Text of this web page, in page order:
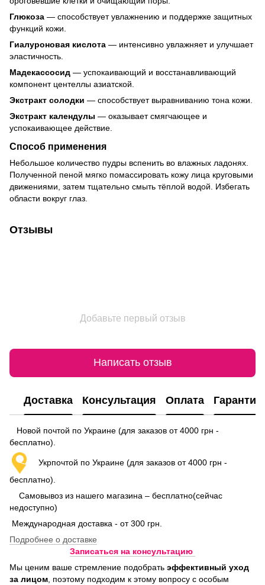
Глюкоза — способствует увлажнению и поддержке защитных
функций кожи.
Гиалуроновая кислота — интенсивно увлажняет и улучшает
эластичность.
Мадекассосид — успокаивающий и восстанавливающий
компонент центеллы азиатской.
Экстракт солодки — способствует выравниванию тона кожи.
Экстракт календулы — оказывает смягчающее и
успокаивающее действие.
Способ применения
Небольшое количество пудры вспенить во влажных ладонях.
Полученной пеной мягко помассировать кожу лица круговыми
движениями, затем тщательно смыть тёплой водой. Избегать
области вокруг глаз.
Отзывы
Добавьте первый отзыв
Написать отзыв
Доставка Консультация Оплата Гарантия
Новой почтой по Украине (для заказов от 4000 грн -
бесплатно).
Укрпочтой по Украине (для заказов от 4000 грн -
бесплатно).
Самовывоз из нашего магазина – бесплатно(сейчас
недоступно)
Международная доставка - от 300 грн.
Подробнее о доставке
Записаться на консультацию
Мы ценим ваше стремление подобрать эффективный уход
за лицом, поэтому подходим к этому вопросу с особым